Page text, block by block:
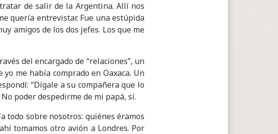
de salir de la Argentina. Allí nos
quería entrevistar. Fue una estúpida
amigos de los dos jefes. Los que me
del encargado de “relaciones”, un
me había comprado en Oaxaca. Un
“Dígale a su compañera que lo
poder despedirme de mi papá, sí.
todo sobre nosotros: quiénes éramos
tomamos otro avión a Londres. Por